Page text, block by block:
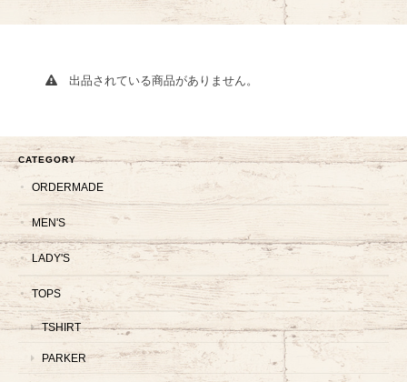
出品されている商品がありません。
CATEGORY
ORDERMADE
MEN'S
LADY'S
TOPS
TSHIRT
PARKER